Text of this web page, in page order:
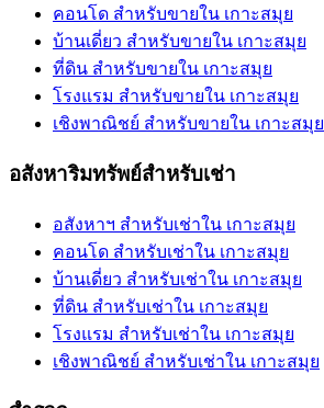
คอนโด สำหรับขายใน เกาะสมุย
บ้านเดี่ยว สำหรับขายใน เกาะสมุย
ที่ดิน สำหรับขายใน เกาะสมุย
โรงแรม สำหรับขายใน เกาะสมุย
เชิงพาณิชย์ สำหรับขายใน เกาะสมุย
อสังหาริมทรัพย์สำหรับเช่า
อสังหาฯ สำหรับเช่าใน เกาะสมุย
คอนโด สำหรับเช่าใน เกาะสมุย
บ้านเดี่ยว สำหรับเช่าใน เกาะสมุย
ที่ดิน สำหรับเช่าใน เกาะสมุย
โรงแรม สำหรับเช่าใน เกาะสมุย
เชิงพาณิชย์ สำหรับเช่าใน เกาะสมุย